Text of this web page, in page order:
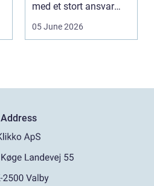
med et stort ansvar
midt i sorgen.
05 June 2026
Address